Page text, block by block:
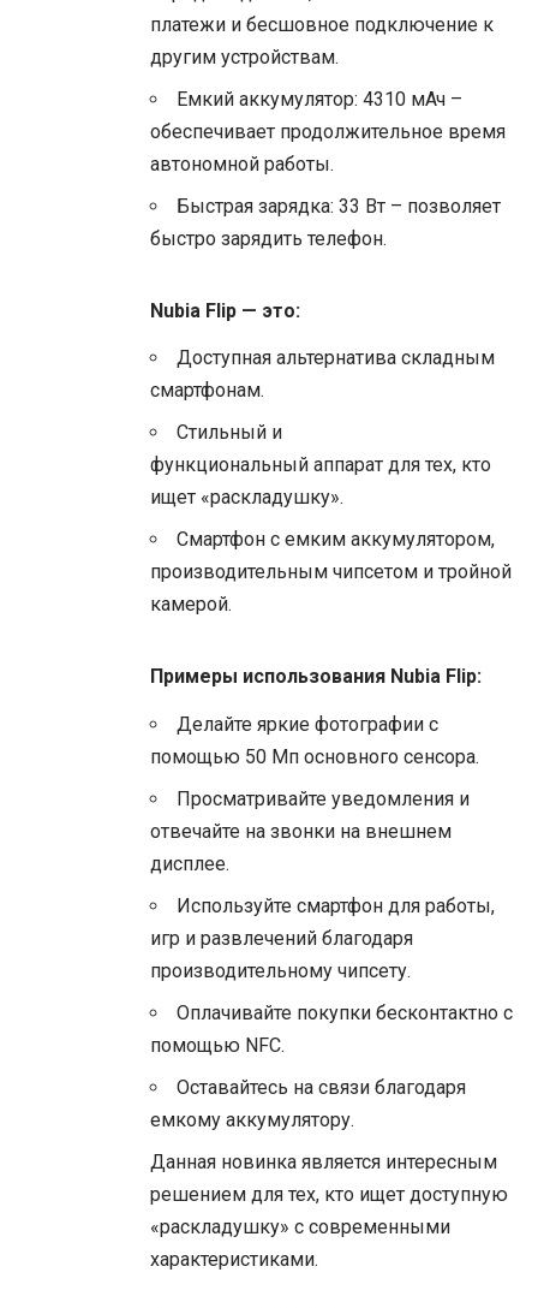
платежи и бесшовное подключение к
другим устройствам.
Емкий аккумулятор: 4310 мАч –
обеспечивает продолжительное время
автономной работы.
Быстрая зарядка: 33 Вт – позволяет
быстро зарядить телефон.
Nubia Flip — это:
Доступная альтернатива складным
смартфонам.
Стильный и
функциональный аппарат для тех, кто
ищет «раскладушку».
Смартфон с емким аккумулятором,
производительным чипсетом и тройной
камерой.
Примеры использования Nubia Flip:
Делайте яркие фотографии с
помощью 50 Мп основного сенсора.
Просматривайте уведомления и
отвечайте на звонки на внешнем
дисплее.
Используйте смартфон для работы,
игр и развлечений благодаря
производительному чипсету.
Оплачивайте покупки бесконтактно с
помощью NFC.
Оставайтесь на связи благодаря
емкому аккумулятору.
Данная новинка является интересным
решением для тех, кто ищет доступную
«раскладушку» с современными
характеристиками.